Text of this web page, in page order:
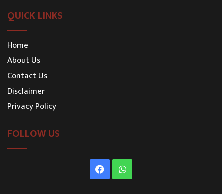
QUICK LINKS
Home
About Us
Contact Us
Disclaimer
Privacy Policy
FOLLOW US
FacebookWhatsApp